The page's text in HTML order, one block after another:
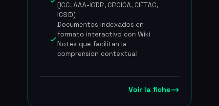
Mundi esta presente en mas de 80
paises con oficinas en Paris, Nueva
York, Londres y Singapur, y emplea
a unos 50 colaboradores. La
plataforma ha levantado mas de 30
millones de euros en total (1 M EUR
2021, 22 M$ en Serie B en 2024), lo
que la convierte en una de las
(ICC, AAA-ICDR, CRCICA, CIETAC,
ICSID)
Documentos indexados en
formato interactivo con Wiki
Notes que facilitan la
comprension contextual
Voir la fiche